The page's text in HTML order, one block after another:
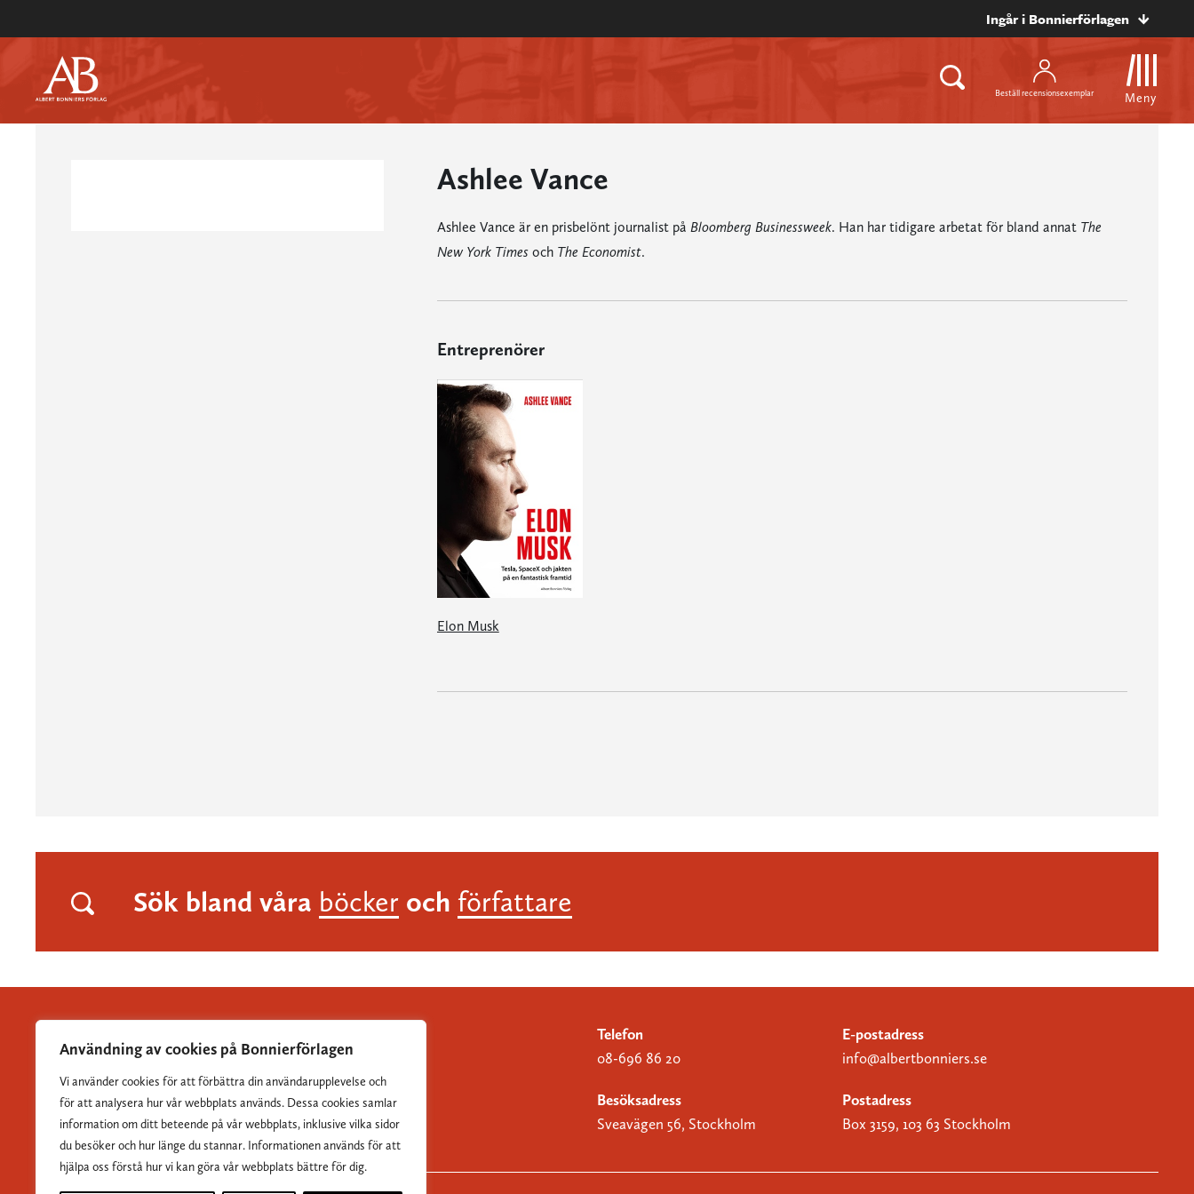
Användning av cookies på Bonnierförlagen
Vi använder cookies för att förbättra din användarupplevelse och
för att analysera hur vår webbplats används. Dessa cookies samlar
information om ditt beteende på vår webbplats, inklusive vilka sidor
du besöker och hur länge du stannar. Informationen används för att
hjälpa oss förstå hur vi kan göra vår webbplats bättre för dig.
Ingår i Bonnierförlagen
Beställ recensionsexemplar Meny
Ashlee Vance
Ashlee Vance är en prisbelönt journalist på Bloomberg Businessweek. Han har tidigare arbetat för bland annat The
New York Times och The Economist.
Entreprenörer
Elon Musk
Sök bland våra böcker och författare
Albert Bonniers Förlag grundades 1837 och är Sveriges
största skönlitterära förlag.
Telefon
08-696 86 20
E-postadress
info@albertbonniers.se
Besöksadress
Sveavägen 56, Stockholm
Postadress
Box 3159, 103 63 Stockholm